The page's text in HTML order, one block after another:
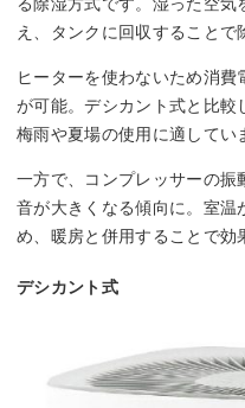
え、タンクに回収することで
ヒーターを使わないため消費
が可能。デシカント式と比較
梅雨や夏場の使用に適してい
一方で、コンプレッサーの振
音が大きくなる傾向に。室温
め、暖房と併用することで効
デシカント式